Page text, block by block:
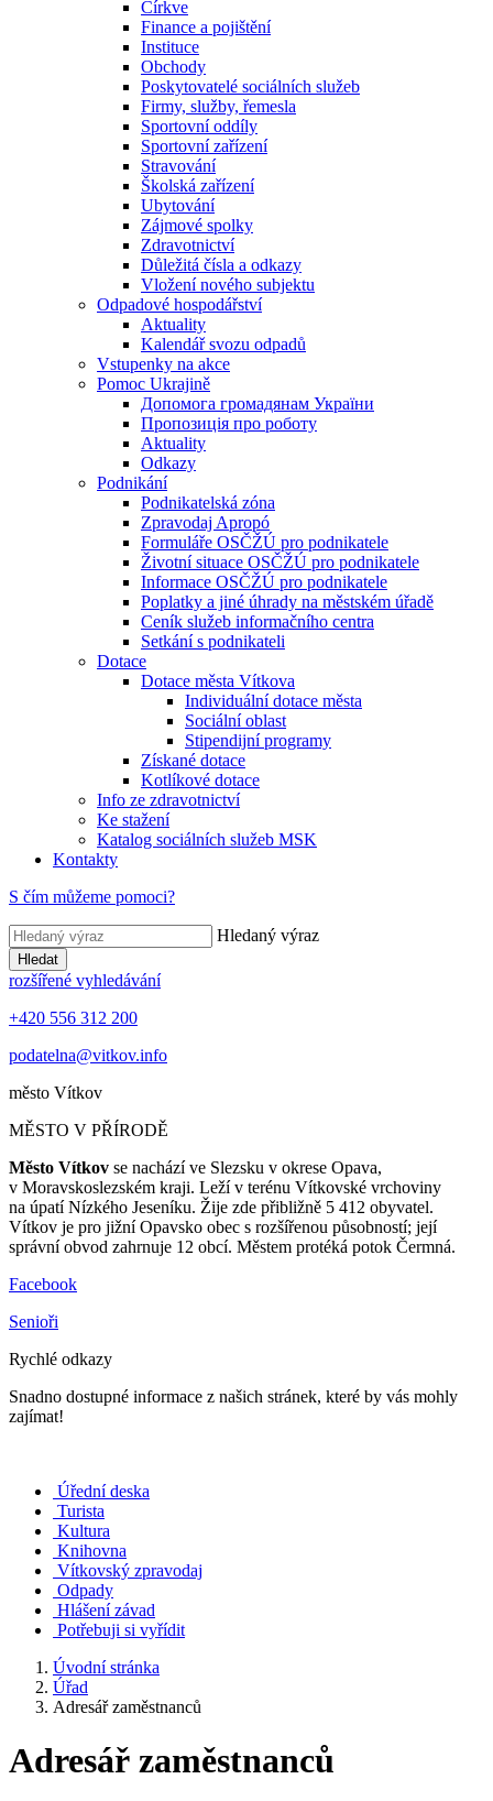
Církve
Finance a pojištění
Instituce
Obchody
Poskytovatelé sociálních služeb
Firmy, služby, řemesla
Sportovní oddíly
Sportovní zařízení
Stravování
Školská zařízení
Ubytování
Zájmové spolky
Zdravotnictví
Důležitá čísla a odkazy
Vložení nového subjektu
Odpadové hospodářství
Aktuality
Kalendář svozu odpadů
Vstupenky na akce
Pomoc Ukrajině
Допомога громадянам України
Пропозиція про роботу
Aktuality
Odkazy
Podnikání
Podnikatelská zóna
Zpravodaj Apropó
Formuláře OSČŽÚ pro podnikatele
Životní situace OSČŽÚ pro podnikatele
Informace OSČŽÚ pro podnikatele
Poplatky a jiné úhrady na městském úřadě
Ceník služeb informačního centra
Setkání s podnikateli
Dotace
Dotace města Vítkova
Individuální dotace města
Sociální oblast
Stipendijní programy
Získané dotace
Kotlíkové dotace
Info ze zdravotnictví
Ke stažení
Katalog sociálních služeb MSK
Kontakty
S čím můžeme pomoci?
Hledaný výraz
Hledat
rozšířené vyhledávání
+420 556 312 200
podatelna@vitkov.info
město Vítkov
MĚSTO V PŘÍRODĚ
Město Vítkov se nachází ve Slezsku v okrese Opava,
v Moravskoslezském kraji. Leží v terénu Vítkovské vrchoviny
na úpatí Nízkého Jeseníku. Žije zde přibližně 5 412 obyvatel.
Vítkov je pro jižní Opavsko obec s rozšířenou působností; její
správní obvod zahrnuje 12 obcí. Městem protéká potok Čermná.
Facebook
Senioři
Rychlé odkazy
Snadno dostupné informace z našich stránek, které by vás mohly
zajímat!
Úřední deska
Turista
Kultura
Knihovna
Vítkovský zpravodaj
Odpady
Hlášení závad
Potřebuji si vyřídit
Úvodní stránka
Úřad
Adresář zaměstnanců
Adresář zaměstnanců